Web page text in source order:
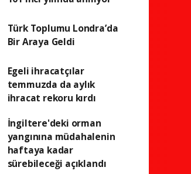
Türk Toplumu Londra’da
Bir Araya Geldi
Egeli ihracatçılar
temmuzda da aylık
ihracat rekoru kırdı
İngiltere'deki orman
yangınına müdahalenin
haftaya kadar
sürebileceği açıklandı